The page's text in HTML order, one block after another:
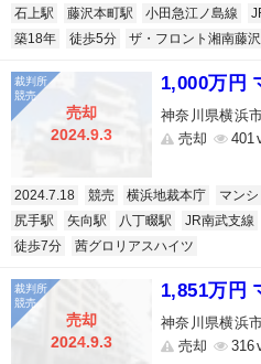
石上駅
藤沢本町駅 小田急江ノ島線
築18年
徒歩5分 ザ・フロント湘南藤沢
売却
2024.9.3
1,000万円
神奈川県横浜
売却
401
2024.7.18 競売 横浜地裁本庁 マン
尻手駅
矢向駅 八丁畷駅 JR南武支線
徒歩7分
茜グロリアスハイツ
売却
2024.9.3
1,851万円
神奈川県横浜
売却
316